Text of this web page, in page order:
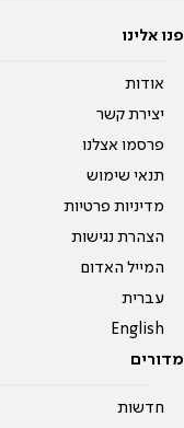
פנו אלינו
אודות
יצירת קשר
פרסמו אצלנו
תנאי שימוש
מדיניות פרטיות
הצהרת נגישות
המייל האדום
עברית
English
מדורים
חדשות